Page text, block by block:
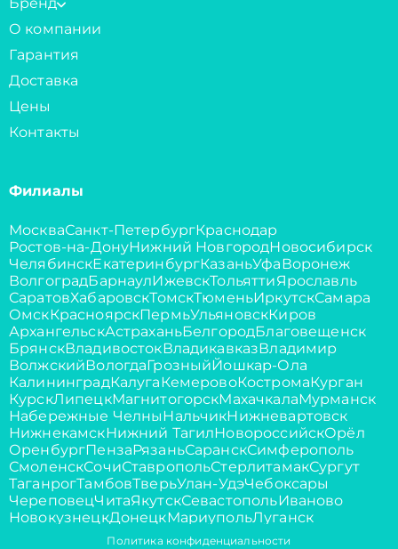
О компании
Гарантия
Доставка
Цены
Контакты
Филиалы
МоскваСанкт-ПетербургКраснодар
Ростов-на-ДонуНижний НовгородНовосибирск
ЧелябинскЕкатеринбургКазаньУфаВоронеж
ВолгоградБарнаулИжевскТольяттиЯрославль
СаратовХабаровскТомскТюменьИркутскСамара
ОмскКрасноярскПермьУльяновскКиров
АрхангельскАстраханьБелгородБлаговещенск
БрянскВладивостокВладикавказВладимир
ВолжскийВологдаГрозныйЙошкар-Ола
КалининградКалугаКемеровоКостромаКурган
КурскЛипецкМагнитогорскМахачкалаМурманск
Набережные ЧелныНальчикНижневартовск
НижнекамскНижний ТагилНовороссийскОрёл
ОренбургПензаРязаньСаранскСимферополь
СмоленскСочиСтавропольСтерлитамакСургут
ТаганрогТамбовТверьУлан-УдэЧебоксары
ЧереповецЧитаЯкутскСевастопольИваново
НовокузнецкДонецкМариупольЛуганск
Политика конфиденциальности